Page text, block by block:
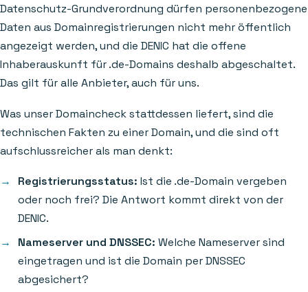
Datenschutz-Grundverordnung dürfen personenbezogene
Daten aus Domainregistrierungen nicht mehr öffentlich
angezeigt werden, und die DENIC hat die offene
Inhaberauskunft für .de-Domains deshalb abgeschaltet.
Das gilt für alle Anbieter, auch für uns.
Was unser Domaincheck stattdessen liefert, sind die
technischen Fakten zu einer Domain, und die sind oft
aufschlussreicher als man denkt:
Registrierungsstatus: Ist die .de-Domain vergeben
oder noch frei? Die Antwort kommt direkt von der
DENIC.
Nameserver und DNSSEC: Welche Nameserver sind
eingetragen und ist die Domain per DNSSEC
abgesichert?